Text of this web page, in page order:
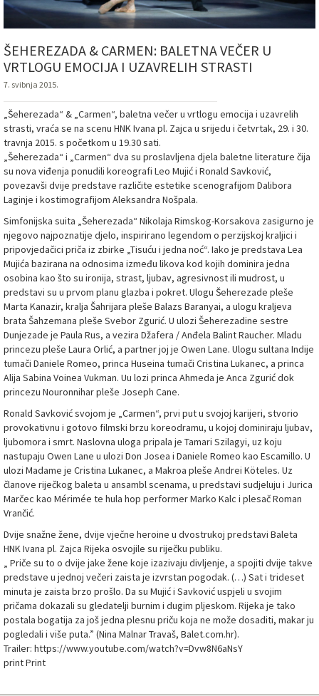
ŠEHEREZADA & CARMEN: BALETNA VEČER U
VRTLOGU EMOCIJA I UZAVRELIH STRASTI
7. svibnja 2015.
„Šeherezada“ & „Carmen“, baletna večer u vrtlogu emocija i uzavrelih
strasti, vraća se na scenu HNK Ivana pl. Zajca u srijedu i četvrtak, 29. i 30.
travnja 2015. s početkom u 19.30 sati.
„Šeherezada“ i „Carmen“ dva su proslavljena djela baletne literature čija
su nova viđenja ponudili koreografi Leo Mujić i Ronald Savković,
povezavši dvije predstave različite estetike scenografijom Dalibora
Laginje i kostimografijom Aleksandra Nošpala.
Simfonijska suita „Šeherezada“ Nikolaja Rimskog-Korsakova zasigurno je
njegovo najpoznatije djelo, inspirirano legendom o perzijskoj kraljici i
pripovjedačici priča iz zbirke „Tisuću i jedna noć“. Iako je predstava Lea
Mujića bazirana na odnosima između likova kod kojih dominira jedna
osobina kao što su ironija, strast, ljubav, agresivnost ili mudrost, u
predstavi su u prvom planu glazba i pokret. Ulogu Šeherezade pleše
Marta Kanazir, kralja Šahrijara pleše Balazs Baranyai, a ulogu kraljeva
brata Šahzemana pleše Svebor Zgurić. U ulozi Šeherezadine sestre
Dunjezade je Paula Rus, a vezira Džafera / Anđela Balint Raucher. Mladu
princezu pleše Laura Orlić, a partner joj je Owen Lane. Ulogu sultana Indije
tumači Daniele Romeo, princa Huseina tumači Cristina Lukanec, a princa
Alija Sabina Voinea Vukman. Uu lozi princa Ahmeda je Anca Zgurić dok
princezu Nouronnihar pleše Joseph Cane.
Ronald Savković svojom je „Carmen“, prvi put u svojoj karijeri, stvorio
provokativnu i gotovo filmski brzu koreodramu, u kojoj dominiraju ljubav,
ljubomora i smrt. Naslovna uloga pripala je Tamari Szilagyi, uz koju
nastupaju Owen Lane u ulozi Don Josea i Daniele Romeo kao Escamillo. U
ulozi Madame je Cristina Lukanec, a Makroa pleše Andrei Köteles. Uz
članove riječkog baleta u ansambl scenama, u predstavi sudjeluju i Jurica
Marčec kao Mérimée te hula hop performer Marko Kalc i plesač Roman
Vrančić.
Dvije snažne žene, dvije vječne heroine u dvostrukoj predstavi Baleta
HNK Ivana pl. Zajca Rijeka osvojile su riječku publiku.
„ Priče su to o dvije jake žene koje izazivaju divljenje, a spojiti dvije takve
predstave u jednoj večeri zaista je izvrstan pogodak. (…) Sat i trideset
minuta je zaista brzo prošlo. Da su Mujić i Savković uspjeli u svojim
pričama dokazali su gledatelji burnim i dugim pljeskom. Rijeka je tako
postala bogatija za još jedna plesnu priču koja ne može dosaditi, makar ju
pogledali i više puta.” (Nina Malnar Travaš, Balet.com.hr).
Trailer: https://www.youtube.com/watch?v=Dvw8N6aNsY
print Print